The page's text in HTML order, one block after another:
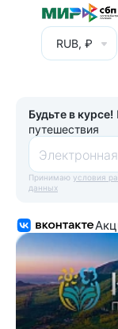
RUB, ₽
Будьте в курсе!
путешествия
Принимаю условия
данных